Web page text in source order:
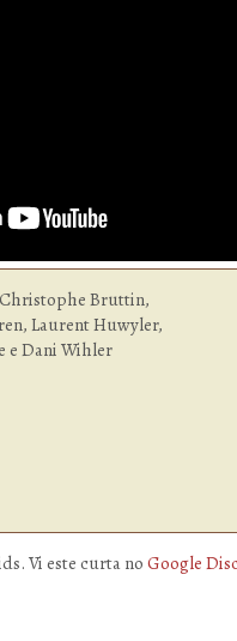
Laurent Huwyler,
e Dani Wihler
Vi este curta no Google